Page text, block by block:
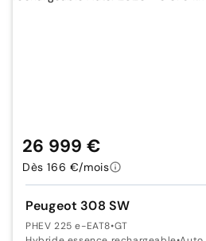
Peugeot 308 SW
PHEV 225 e-EAT8•GT
26 999 €
Dès 166 €/mois